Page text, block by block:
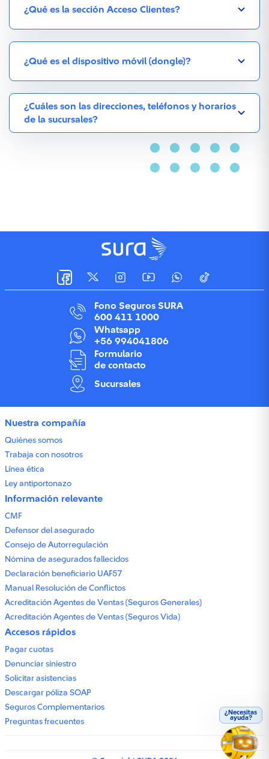
¿Necesitas
ayuda?
¿Qué es la sección Acceso Clientes?
¿Qué es el dispositivo móvil (dongle)?
¿Cuáles son las direcciones, teléfonos y horarios
de la sucursales?
Fono Seguros SURA
600 411 1000
Whatsapp
+56 994041806
Formulario
de contacto
Sucursales
Nuestra compañía
Quiénes somos
Trabaja con nosotros
Línea ética
Ley antiportonazo
Información relevante
CMF
Defensor del asegurado
Consejo de Autorregulación
Nómina de asegurados fallecidos
Declaración beneficiario UAF57
Manual Resolución de Conflictos
Acreditación Agentes de Ventas (Seguros Generales)
Acreditación Agentes de Ventas (Seguros Vida)
Accesos rápidos
Pagar cuotas
Denunciar siniestro
Solicitar asistencias
Descargar póliza SOAP
Seguros Complementarios
Preguntas frecuentes